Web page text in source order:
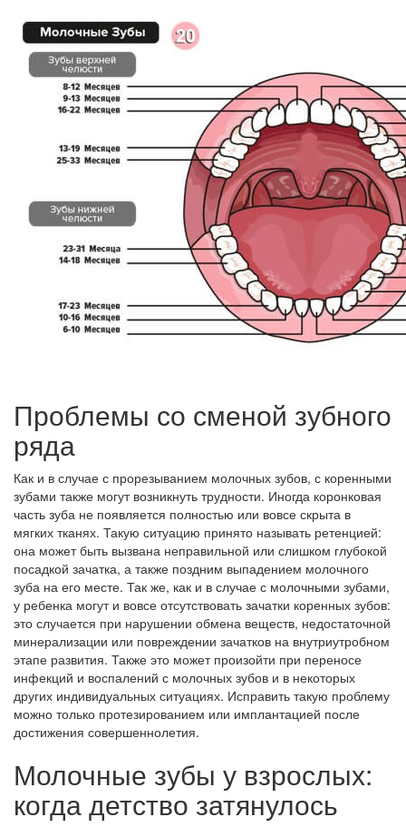
Проблемы со сменой зубного
ряда
Как и в случае с прорезыванием молочных зубов, с коренными
зубами также могут возникнуть трудности. Иногда коронковая
часть зуба не появляется полностью или вовсе скрыта в
мягких тканях. Такую ситуацию принято называть ретенцией:
она может быть вызвана неправильной или слишком глубокой
посадкой зачатка, а также поздним выпадением молочного
зуба на его месте. Так же, как и в случае с молочными зубами,
у ребенка могут и вовсе отсутствовать зачатки коренных зубов:
это случается при нарушении обмена веществ, недостаточной
минерализации или повреждении зачатков на внутриутробном
этапе развития. Также это может произойти при переносе
инфекций и воспалений с молочных зубов и в некоторых
других индивидуальных ситуациях. Исправить такую проблему
можно только протезированием или имплантацией после
достижения совершеннолетия.
Молочные зубы у взрослых:
когда детство затянулось